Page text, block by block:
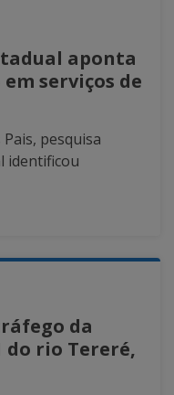
aponta
serviços de
pesquisa
identificou
da
do rio Tereré,